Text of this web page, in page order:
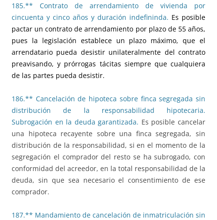
185.** Contrato de arrendamiento de vivienda por
cincuenta y cinco años y duración indefininda. Es posible
pactar un contrato de arrendamiento por plazo de 55 años,
pues la legislación establece un plazo máximo, que el
arrendatario pueda desistir unilateralmente del contrato
preavisando, y prórrogas tácitas siempre que cualquiera
de las partes pueda desistir.
186.** Cancelación de hipoteca sobre finca segregada sin
distribución de la responsabilidad hipotecaria.
Subrogación en la deuda garantizada. Es posible cancelar
una hipoteca recayente sobre una finca segregada, sin
distribución de la responsabilidad, si en el momento de la
segregación el comprador del resto se ha subrogado, con
conformidad del acreedor, en la total responsabilidad de la
deuda, sin que sea necesario el consentimiento de ese
comprador.
187.** Mandamiento de cancelación de inmatriculación sin